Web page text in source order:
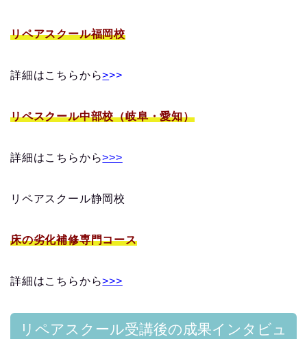
リペアスクール福岡校
詳細はこちらから>>>
リペスクール中部校（岐阜・愛知）
詳細はこちらから>>>
リペアスクール静岡校
床の劣化補修専門コース
詳細はこちらから>>>
リペアスクール受講後の成果インタビュ